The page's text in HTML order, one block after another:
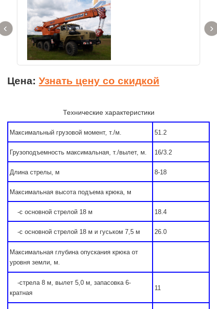
‹ ›
Цена: Узнать цену со скидкой
Технические характеристики
Максимальный грузовой момент, т./м. 51.2
Грузоподъемность максимальная, т./вылет, м. 16/3.2
Длина стрелы, м 8-18
Максимальная высота подъема крюка, м
-с основной стрелой 18 м 18.4
-с основной стрелой 18 м и гуськом 7,5 м 26.0
Максимальная глубина опускания крюка от
уровня земли, м.
-стрела 8 м, вылет 5,0 м, запасовка 6-
кратная
11